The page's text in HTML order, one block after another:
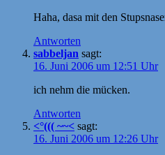
Haha, dasa mit den
Antworten
sabbeljan sagt:
16. Juni 2006 um 12:51 Uhr
ich nehm die mücken.
Antworten
<°((( ~~< sagt:
16. Juni 2006 um 12:26 Uhr